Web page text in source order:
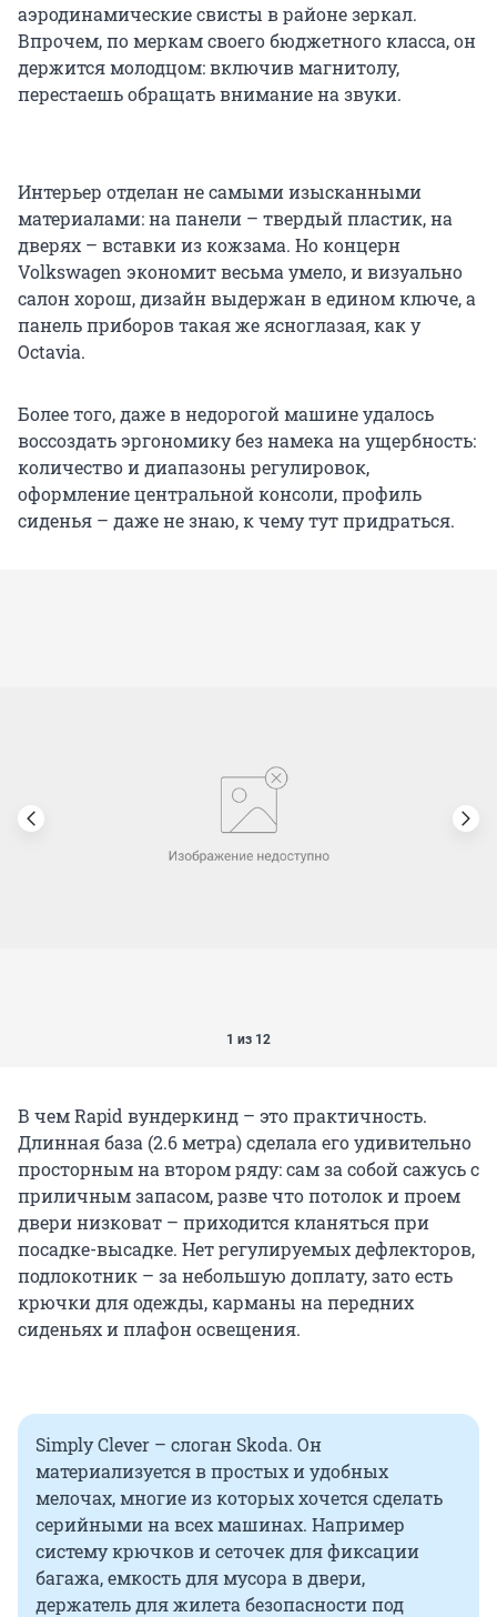
аэродинамические свисты в районе зеркал.
Впрочем, по меркам своего бюджетного класса, он
держится молодцом: включив магнитолу,
перестаешь обращать внимание на звуки.
Интерьер отделан не самыми изысканными
материалами: на панели – твердый пластик, на
дверях – вставки из кожзама. Но концерн
Volkswagen экономит весьма умело, и визуально
салон хорош, дизайн выдержан в едином ключе, а
панель приборов такая же ясноглазая, как у
Octavia.
Более того, даже в недорогой машине удалось
воссоздать эргономику без намека на ущербность:
количество и диапазоны регулировок,
оформление центральной консоли, профиль
сиденья – даже не знаю, к чему тут придраться.
1 из 12
В чем Rapid вундеркинд – это практичность.
Длинная база (2.6 метра) сделала его удивительно
просторным на втором ряду: сам за собой сажусь с
приличным запасом, разве что потолок и проем
двери низковат – приходится кланяться при
посадке-высадке. Нет регулируемых дефлекторов,
подлокотник – за небольшую доплату, зато есть
крючки для одежды, карманы на передних
сиденьях и плафон освещения.
Simply Clever – слоган Skoda. Он
материализуется в простых и удобных
мелочах, многие из которых хочется сделать
серийными на всех машинах. Например
систему крючков и сеточек для фиксации
багажа, емкость для мусора в двери,
держатель для жилета безопасности под